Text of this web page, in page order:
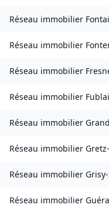
Réseau immobilier
Réseau immobilier
Réseau immobilier
Réseau immobilier
Réseau immobilier
Réseau immobilier
Réseau immobilier
Réseau immobilier